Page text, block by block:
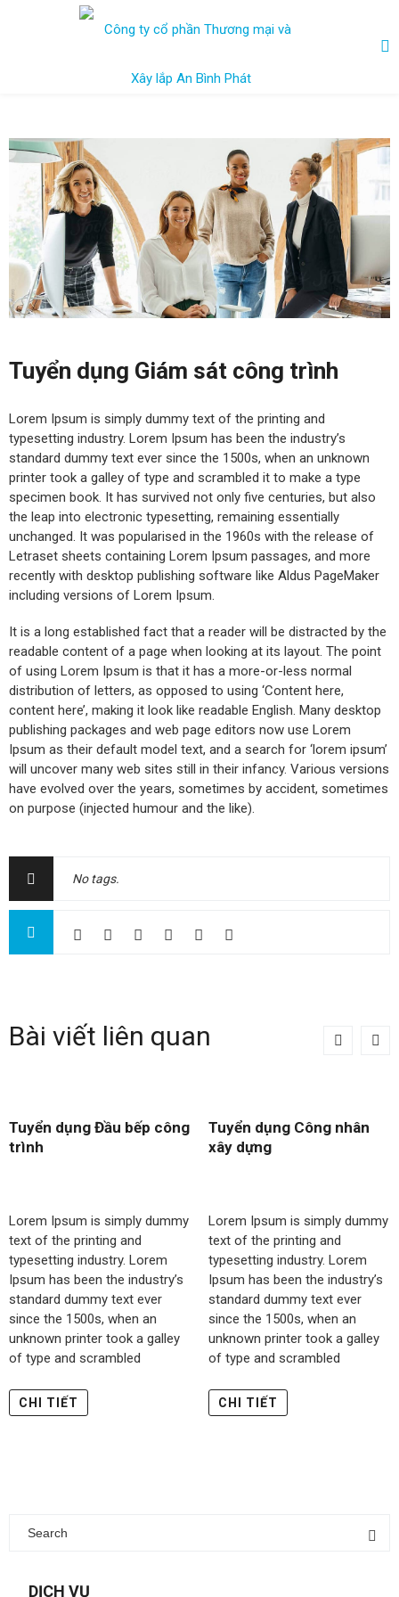
Tuyển dụng Giám sát công trình
Lorem Ipsum is simply dummy text of the printing and
typesetting industry. Lorem Ipsum has been the industry’s
standard dummy text ever since the 1500s, when an unknown
printer took a galley of type and scrambled it to make a type
specimen book. It has survived not only five centuries, but also
the leap into electronic typesetting, remaining essentially
unchanged. It was popularised in the 1960s with the release of
Letraset sheets containing Lorem Ipsum passages, and more
recently with desktop publishing software like Aldus PageMaker
including versions of Lorem Ipsum.
It is a long established fact that a reader will be distracted by the
readable content of a page when looking at its layout. The point
of using Lorem Ipsum is that it has a more-or-less normal
distribution of letters, as opposed to using ‘Content here,
content here’, making it look like readable English. Many desktop
publishing packages and web page editors now use Lorem
Ipsum as their default model text, and a search for ‘lorem ipsum’
will uncover many web sites still in their infancy. Various versions
have evolved over the years, sometimes by accident, sometimes
on purpose (injected humour and the like).
No tags.
Bài viết liên quan
Tuyển dụng Đầu bếp công
trình
Lorem Ipsum is simply dummy
text of the printing and
typesetting industry. Lorem
Ipsum has been the industry’s
standard dummy text ever
since the 1500s, when an
unknown printer took a galley
of type and scrambled
CHI TIẾT
Tuyển dụng Công nhân
xây dựng
Lorem Ipsum is simply dummy
text of the printing and
typesetting industry. Lorem
Ipsum has been the industry’s
standard dummy text ever
since the 1500s, when an
unknown printer took a galley
of type and scrambled
CHI TIẾT
DỊCH VỤ